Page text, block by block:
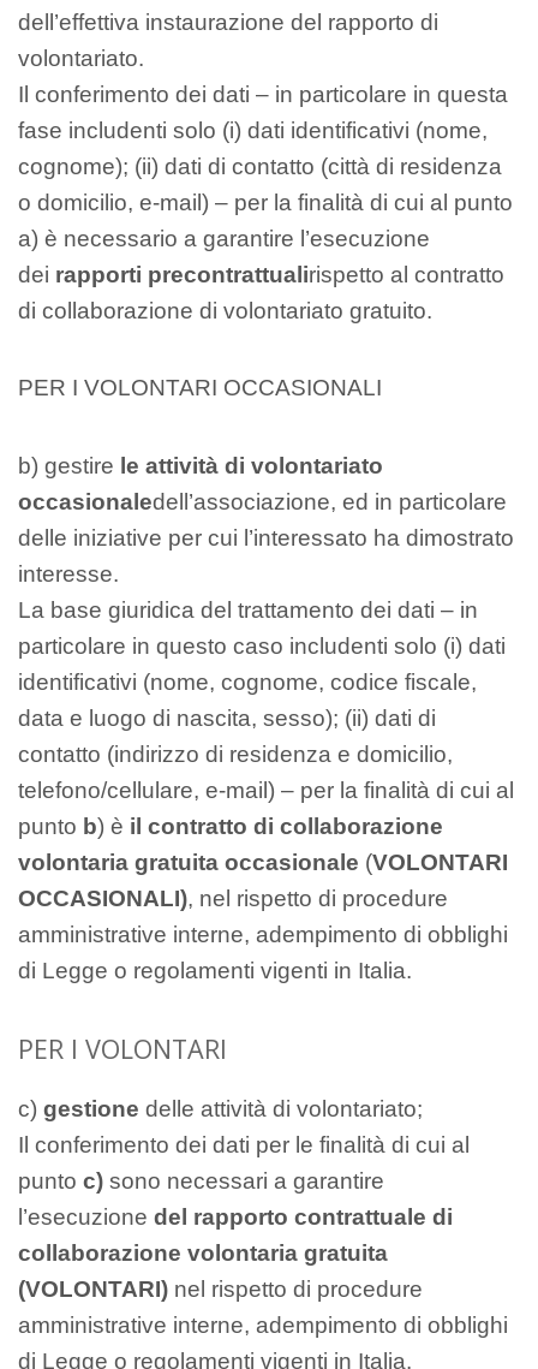
dell’effettiva instaurazione del rapporto di
volontariato.
Il conferimento dei dati – in particolare in questa
fase includenti solo (i) dati identificativi (nome,
cognome); (ii) dati di contatto (città di residenza
o domicilio, e-mail) – per la finalità di cui al punto
a) è necessario a garantire l’esecuzione
dei rapporti precontrattualirispetto al contratto
di collaborazione di volontariato gratuito.
PER I VOLONTARI OCCASIONALI
b) gestire le attività di volontariato
occasionaledell’associazione, ed in particolare
delle iniziative per cui l’interessato ha dimostrato
interesse.
La base giuridica del trattamento dei dati – in
particolare in questo caso includenti solo (i) dati
identificativi (nome, cognome, codice fiscale,
data e luogo di nascita, sesso); (ii) dati di
contatto (indirizzo di residenza e domicilio,
telefono/cellulare, e-mail) – per la finalità di cui al
punto b) è il contratto di collaborazione
volontaria gratuita occasionale (VOLONTARI
OCCASIONALI), nel rispetto di procedure
amministrative interne, adempimento di obblighi
di Legge o regolamenti vigenti in Italia.
PER I VOLONTARI
c) gestione delle attività di volontariato;
Il conferimento dei dati per le finalità di cui al
punto c) sono necessari a garantire
l’esecuzione del rapporto contrattuale di
collaborazione volontaria gratuita
(VOLONTARI) nel rispetto di procedure
amministrative interne, adempimento di obblighi
di Legge o regolamenti vigenti in Italia.